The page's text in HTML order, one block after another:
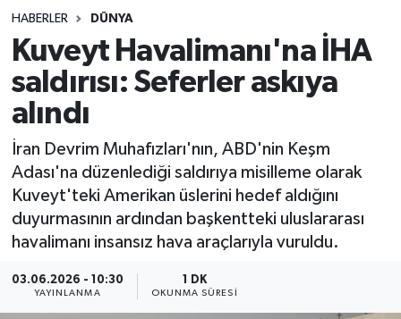
HABERLER DÜNYA
Kuveyt Havalimanı'na İHA
saldırısı: Seferler askıya
alındı
İran Devrim Muhafızları'nın, ABD'nin Keşm
Adası'na düzenlediği saldırıya misilleme olarak
Kuveyt'teki Amerikan üslerini hedef aldığını
duyurmasının ardından başkentteki uluslararası
havalimanı insansız hava araçlarıyla vuruldu.
03.06.2026 - 10:30
YAYINLANMA
1 DK
OKUNMA SÜRESI
Spor
Teknoloji
Yaşam